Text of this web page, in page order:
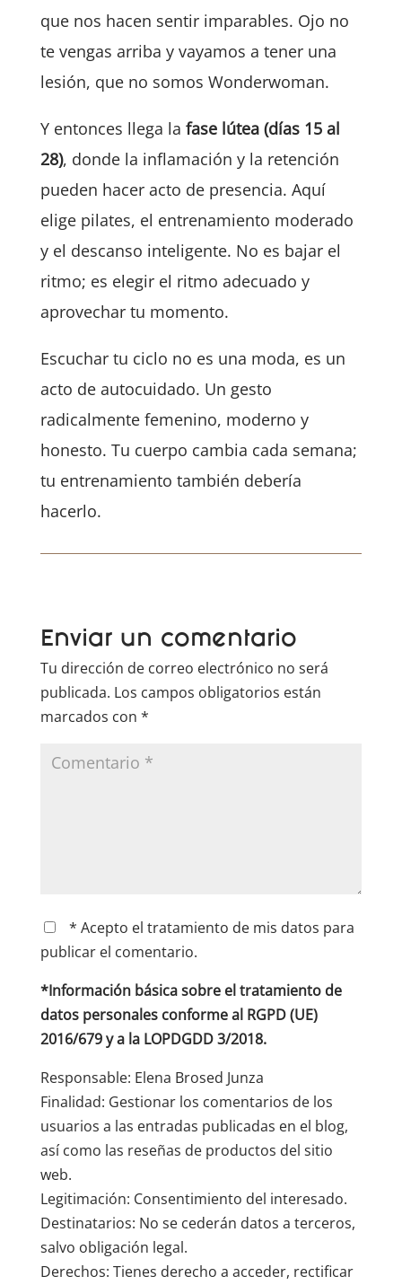
que nos hacen sentir imparables. Ojo no
te vengas arriba y vayamos a tener una
lesión, que no somos Wonderwoman.
Y entonces llega la fase lútea (días 15 al
28), donde la inflamación y la retención
pueden hacer acto de presencia. Aquí
elige pilates, el entrenamiento moderado
y el descanso inteligente. No es bajar el
ritmo; es elegir el ritmo adecuado y
aprovechar tu momento.
Escuchar tu ciclo no es una moda, es un
acto de autocuidado. Un gesto
radicalmente femenino, moderno y
honesto. Tu cuerpo cambia cada semana;
tu entrenamiento también debería
hacerlo.
Enviar un comentario
Tu dirección de correo electrónico no será
publicada. Los campos obligatorios están
marcados con *
* Acepto el tratamiento de mis datos para
publicar el comentario.
*Información básica sobre el tratamiento de
datos personales conforme al RGPD (UE)
2016/679 y a la LOPDGDD 3/2018.
Responsable: Elena Brosed Junza
Finalidad: Gestionar los comentarios de los
usuarios a las entradas publicadas en el blog,
así como las reseñas de productos del sitio
web.
Legitimación: Consentimiento del interesado.
Destinatarios: No se cederán datos a terceros,
salvo obligación legal.
Derechos: Tienes derecho a acceder, rectificar